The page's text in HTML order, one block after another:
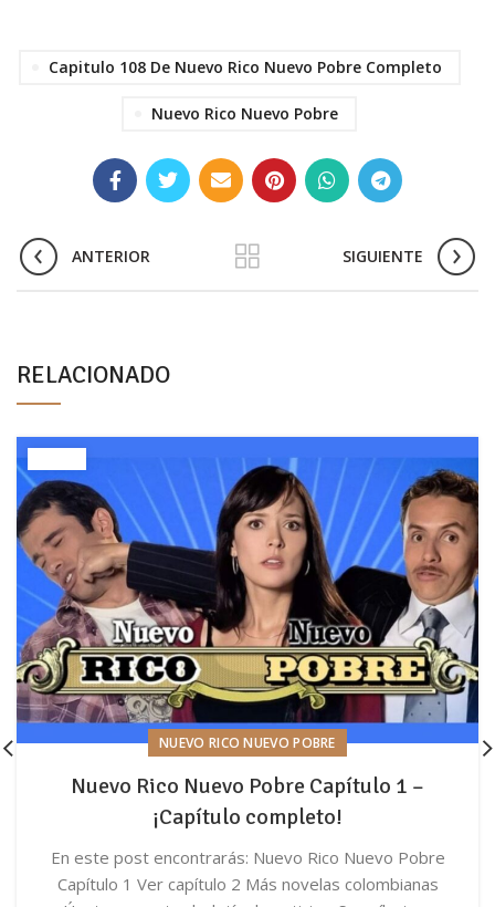
Capitulo 108 De Nuevo Rico Nuevo Pobre Completo
Nuevo Rico Nuevo Pobre
ANTERIOR SIGUIENTE
RELACIONADO
NUEVO RICO NUEVO POBRE
Nuevo Rico Nuevo Pobre Capítulo 1 –
¡Capítulo completo!
En este post encontrarás: Nuevo Rico Nuevo Pobre
Capítulo 1 Ver capítulo 2 Más novelas colombianas